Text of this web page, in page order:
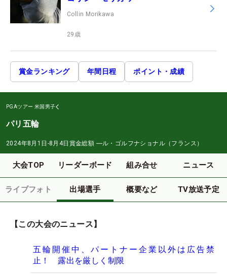
Collin Morikawa
29 歳
賞金ランキング 年間日程 ポイント・成績
PGAツアー 米国男子
パリ五輪
2024年8月1日-8月4日 賞金総額 ―ル・ゴルフナショナル（フランス）
大会TOP リーダーボード 組み合せ ニュース
ライブフォト 出場選手 概要など TV放送予定
【この大会のニュース】
五輪開催中、パートナー企業以外は広告禁
止！ 露出を厳しく制限